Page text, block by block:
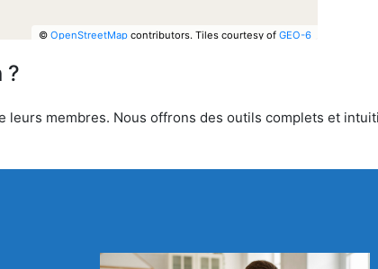
© OpenStreetMapcontributors. Tiles courtesy of GEO-6
?
leurs membres. Nous offrons des outils complets et